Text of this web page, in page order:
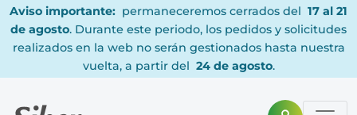
Aviso importante: permaneceremos cerrados del 17 al 21
de agosto. Durante este periodo, los pedidos y solicitudes
realizados en la web no serán gestionados hasta nuestra
vuelta, a partir del 24 de agosto.